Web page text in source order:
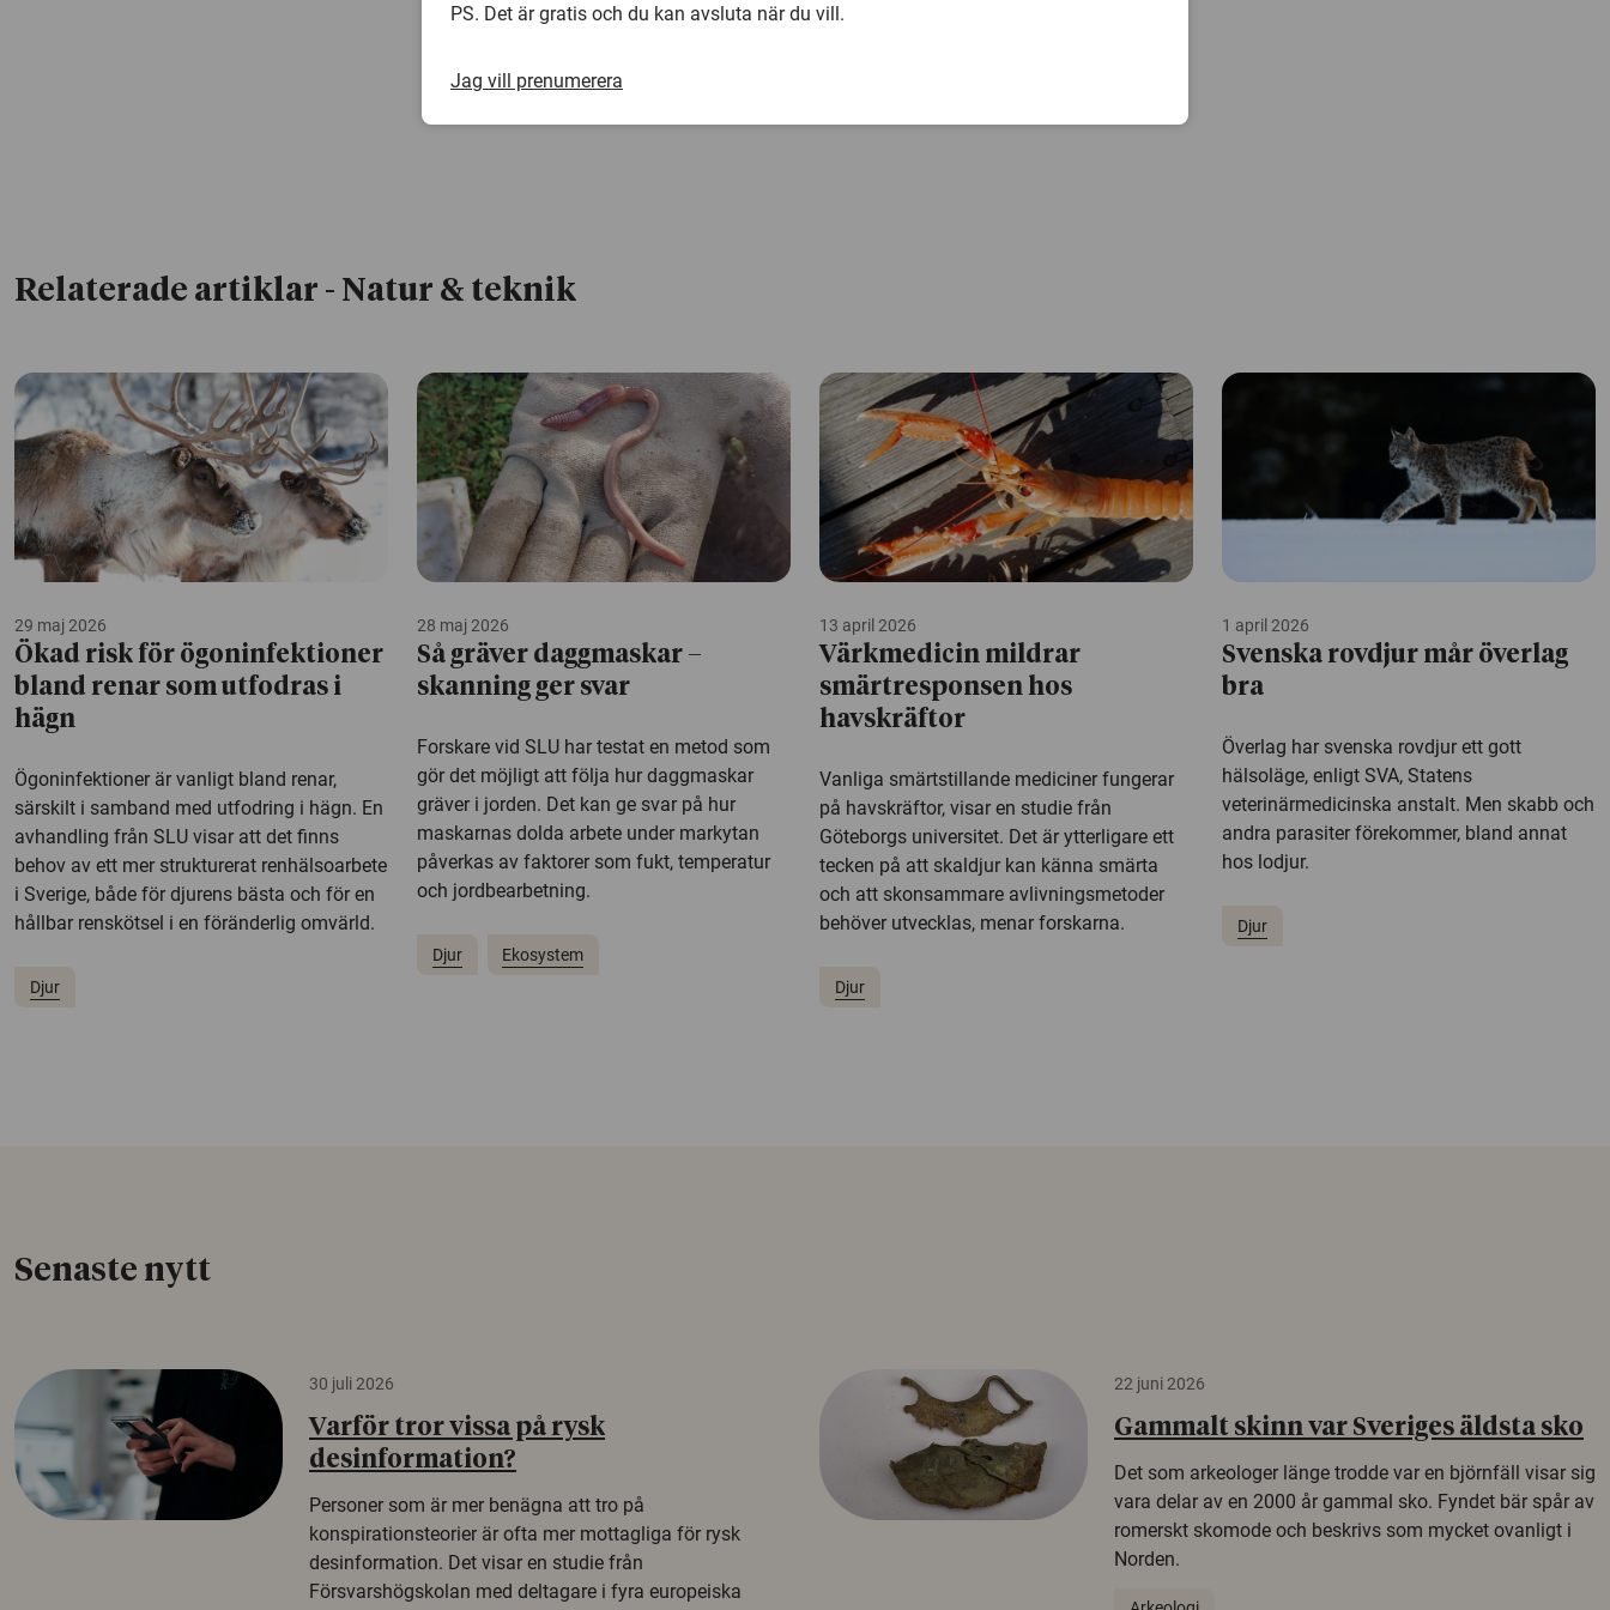
Kontakt:
andreas.nord@biol.lu.se
Relaterade artiklar - Natur & teknik
29 maj 2026
Ökad risk för ögoninfektioner
bland renar som utfodras i
hägn
Ögoninfektioner är vanligt bland renar,
särskilt i samband med utfodring i hägn. En
avhandling från SLU visar att det finns
behov av ett mer strukturerat renhälsoarbete
i Sverige, både för djurens bästa och för en
hållbar renskötsel i en föränderlig omvärld.
Djur
28 maj 2026
Så gräver daggmaskar –
skanning ger svar
Forskare vid SLU har testat en metod som
gör det möjligt att följa hur daggmaskar
gräver i jorden. Det kan ge svar på hur
maskarnas dolda arbete under markytan
påverkas av faktorer som fukt, temperatur
och jordbearbetning.
Djur Ekosystem
13 april 2026
Värkmedicin mildrar
smärtresponsen hos
havskräftor
Vanliga smärtstillande mediciner fungerar
på havskräftor, visar en studie från
Göteborgs universitet. Det är ytterligare ett
tecken på att skaldjur kan känna smärta
och att skonsammare avlivningsmetoder
behöver utvecklas, menar forskarna.
Djur
1 april 2026
Svenska rovdjur mår överlag
bra
Överlag har svenska rovdjur ett gott
hälsoläge, enligt SVA, Statens
veterinärmedicinska anstalt. Men skabb och
andra parasiter förekommer, bland annat
hos lodjur.
Djur
Senaste nytt
30 juli 2026
Varför tror vissa på rysk
desinformation?
Personer som är mer benägna att tro på
konspirationsteorier är ofta mer mottagliga för rysk
desinformation. Det visar en studie från
Försvarshögskolan med deltagare i fyra europeiska
22 juni 2026
Gammalt skinn var Sveriges äldsta sko
Det som arkeologer länge trodde var en björnfäll visar sig
vara delar av en 2000 år gammal sko. Fyndet bär spår av
romerskt skomode och beskrivs som mycket ovanligt i
Norden.
PS. Det är gratis och du kan avsluta när du vill.
Jag vill prenumerera